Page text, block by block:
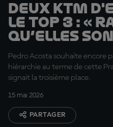
Deux KTM
le Top 3 : «
qu’elles
rapides sur
Pedro Acosta souhaite encore
hiérarchie au terme de cette
signait la troisième place.
15 mai 2026
PARTAGER